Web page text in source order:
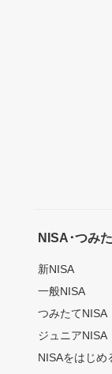
NISA･つみ
新NISA
一般NISA
つみたてNISA
ジュニアNISA
NISAをはじめ